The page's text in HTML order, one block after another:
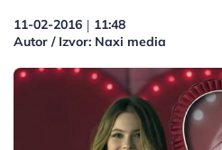
11-02-2016 | 11:48
Autor / Izvor: Naxi media